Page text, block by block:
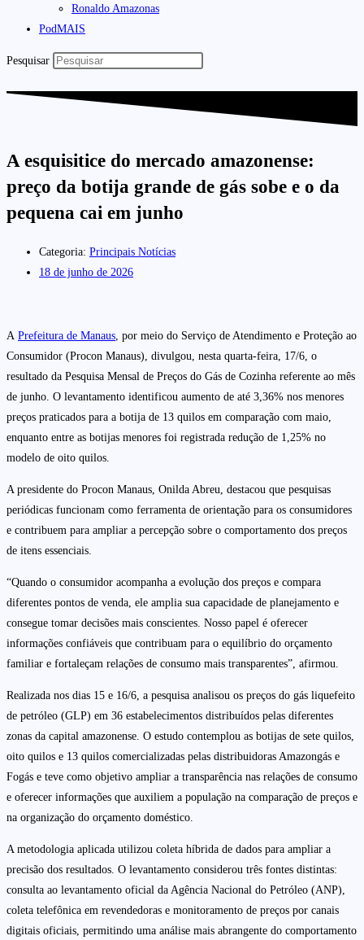
Ronaldo Amazonas
PodMAIS
Pesquisar
A esquisitice do mercado amazonense:
preço da botija grande de gás sobe e o da
pequena cai em junho
Categoria: Principais Notícias
18 de junho de 2026
A Prefeitura de Manaus, por meio do Serviço de Atendimento e Proteção ao
Consumidor (Procon Manaus), divulgou, nesta quarta-feira, 17/6, o
resultado da Pesquisa Mensal de Preços do Gás de Cozinha referente ao mês
de junho. O levantamento identificou aumento de até 3,36% nos menores
preços praticados para a botija de 13 quilos em comparação com maio,
enquanto entre as botijas menores foi registrada redução de 1,25% no
modelo de oito quilos.
A presidente do Procon Manaus, Onilda Abreu, destacou que pesquisas
periódicas funcionam como ferramenta de orientação para os consumidores
e contribuem para ampliar a percepção sobre o comportamento dos preços
de itens essenciais.
“Quando o consumidor acompanha a evolução dos preços e compara
diferentes pontos de venda, ele amplia sua capacidade de planejamento e
consegue tomar decisões mais conscientes. Nosso papel é oferecer
informações confiáveis que contribuam para o equilíbrio do orçamento
familiar e fortaleçam relações de consumo mais transparentes”, afirmou.
Realizada nos dias 15 e 16/6, a pesquisa analisou os preços do gás liquefeito
de petróleo (GLP) em 36 estabelecimentos distribuídos pelas diferentes
zonas da capital amazonense. O estudo contemplou as botijas de sete quilos,
oito quilos e 13 quilos comercializadas pelas distribuidoras Amazongás e
Fogás e teve como objetivo ampliar a transparência nas relações de consumo
e oferecer informações que auxiliem a população na comparação de preços e
na organização do orçamento doméstico.
A metodologia aplicada utilizou coleta híbrida de dados para ampliar a
precisão dos resultados. O levantamento considerou três fontes distintas:
consulta ao levantamento oficial da Agência Nacional do Petróleo (ANP),
coleta telefônica em revendedoras e monitoramento de preços por canais
digitais oficiais, permitindo uma análise mais abrangente do comportamento